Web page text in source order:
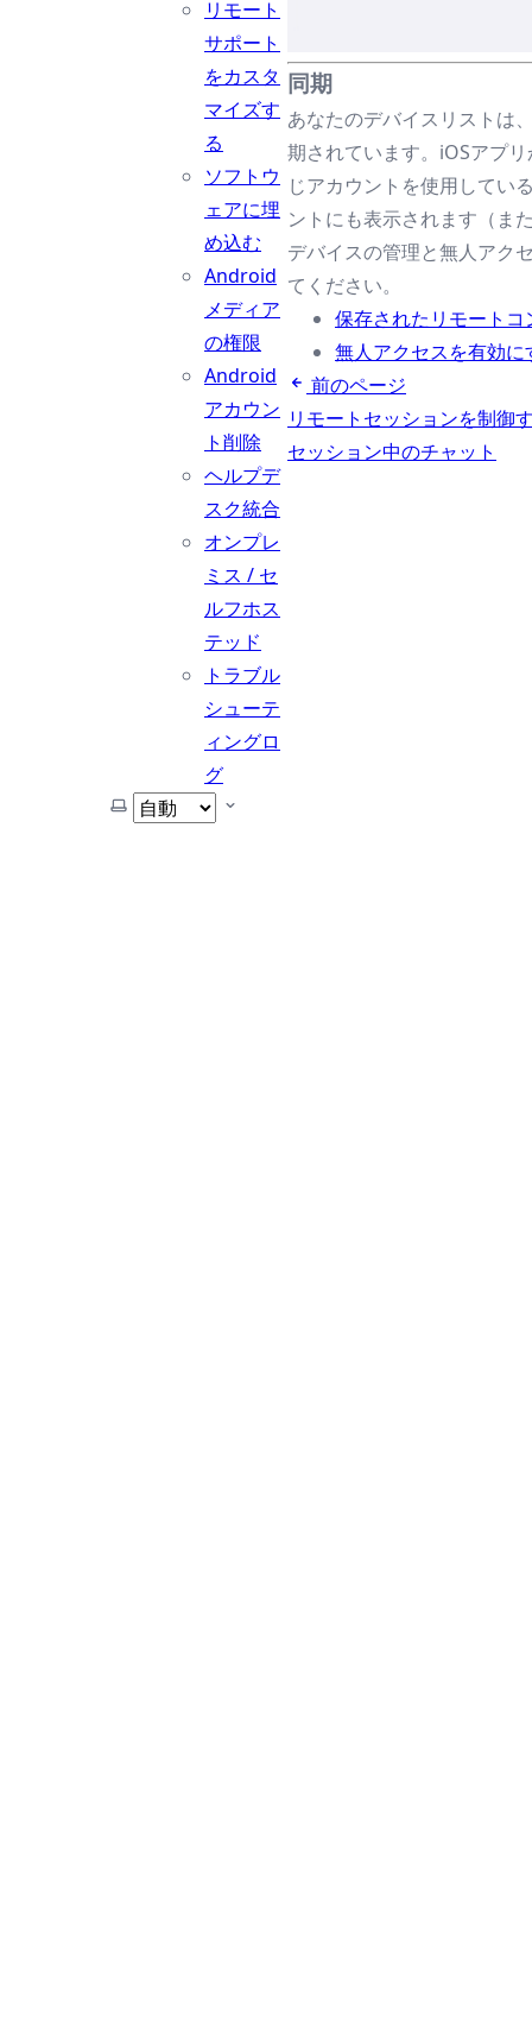
リモート
サポート
をカスタ
マイズす
る
ソフトウ
ェアに埋
め込む
Android
メディア
の権限
Android
アカウン
ト削除
ヘルプデ
スク統合
オンプレ
ミス / セ
ルフホス
テッド
トラブル
シューテ
ィングロ
グ
テーマを選択
同期
あなたのデバイスリストは
期されています。iOSアプ
じアカウントを使用して
ントにも表示されます（ま
デバイスの管理と無人アク
てください。
保存されたリモート
無人アクセスを有効に
前のページ
リモートセッションを制御
セッション中のチャット